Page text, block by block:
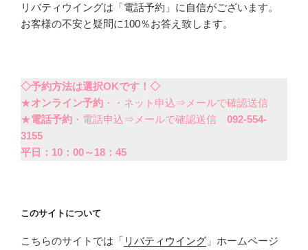
リバティウイングは「電話予約」に自信がございます。
お客様の不安と疑問に100％お答え致します。
◇予約方法は選択OKです！◇
★オンライン予約 ・・ネット申込⇒メールで確認送信
★電話予約 ・電話申込⇒メールで確認送信 092-554-
3155
平日：10：00～18：45
このサイトについて
こちらのサイトでは「 リバティウイング 」ホームページ